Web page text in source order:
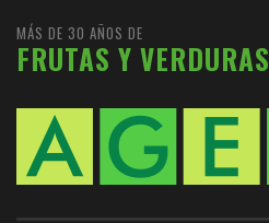
MÁS DE 30 AÑOS DE
FRUTAS Y VERDURAS